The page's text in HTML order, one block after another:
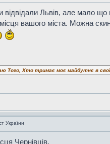
відвідали Львів, але мало
місця вашого міста. Можна
Того, Хто тримає моє майбутнє в
України
Чернівців.